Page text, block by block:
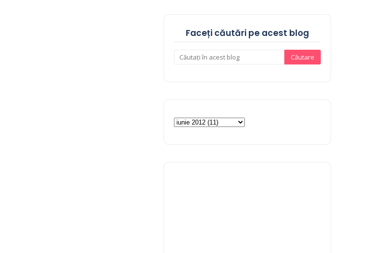
Faceți căutări pe acest blog